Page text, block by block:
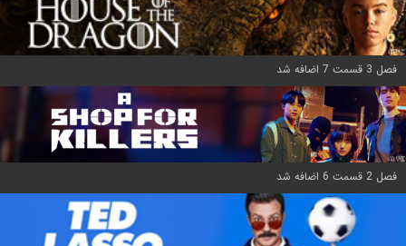
فصل 3 قسمت 7 اضافه شد
فصل 2 قسمت 6 اضافه شد